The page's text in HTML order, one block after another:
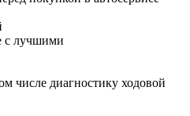
числе диагностику ходовой